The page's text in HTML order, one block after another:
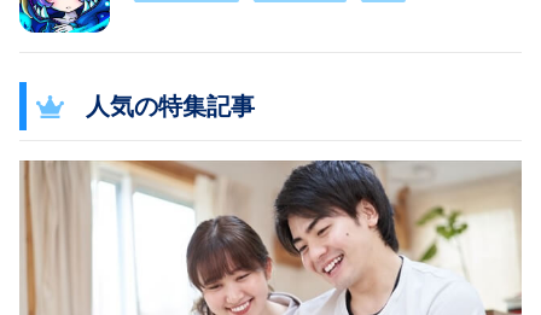
人気の特集記事